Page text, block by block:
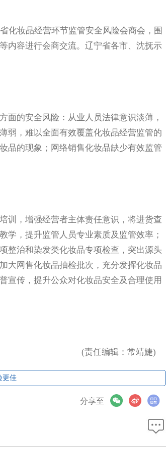
妆品经营环节监管安全风险会商会，围
内容进行会商交流。辽宁省各市、沈抚示
的安全风险：从业人员法律意识淡薄，
弱，难以全面有效覆盖化妆品经营监管的
品的现象；网络销售化妆品缺少有效监管
，增强经营者主体责任意识，将进货查
学，提升监管人员专业素质及监管效率；
整治和染发类化妆品专项检查，突出源头
大网售化妆品抽检批次，充分发挥化妆品
宣传，提升公众对化妆品安全及合理使用
(责任编辑：常靖婕)
更佳
分享至